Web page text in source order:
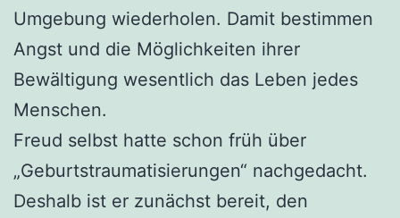
Umgebung wiederholen. Damit bestimmen
Angst und die Möglichkeiten ihrer
Bewältigung wesentlich das Leben jedes
Menschen.
Freud selbst hatte schon früh über
„Geburtstraumatisierungen“ nachgedacht.
Deshalb ist er zunächst bereit, den